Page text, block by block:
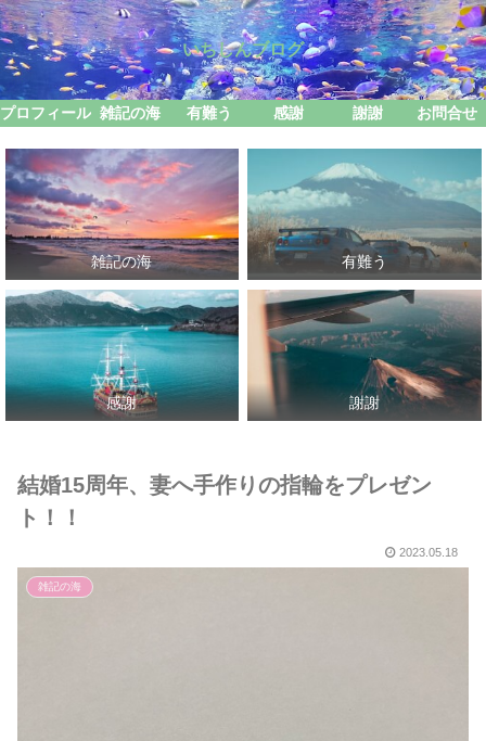
いちしんブログ
プロフィール 雑記の海 有難う 感謝 謝謝 お問合せ
雑記の海 有難う
感謝 謝謝
結婚15周年、妻へ手作りの指輪をプレゼン
ト！！
2023.05.18
雑記の海